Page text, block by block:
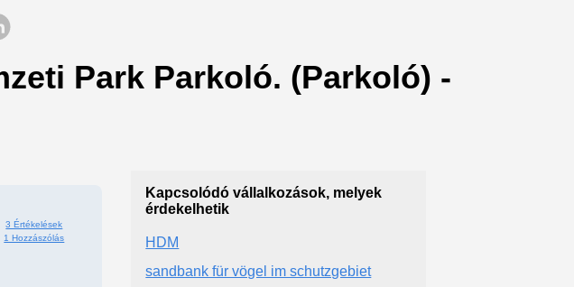
Park Parkoló. (Parkoló) -
3 Értékelések
1 Hozzászólás
Kapcsolódó vállalkozások, melyek
érdekelhetik
HDM
sandbank für vögel im schutzgebiet